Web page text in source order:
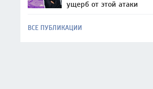
ущерб от этой атаки
ВСЕ ПУБЛИКАЦИИ